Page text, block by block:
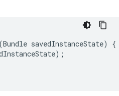
(Bundle savedInstanceState)
{
);